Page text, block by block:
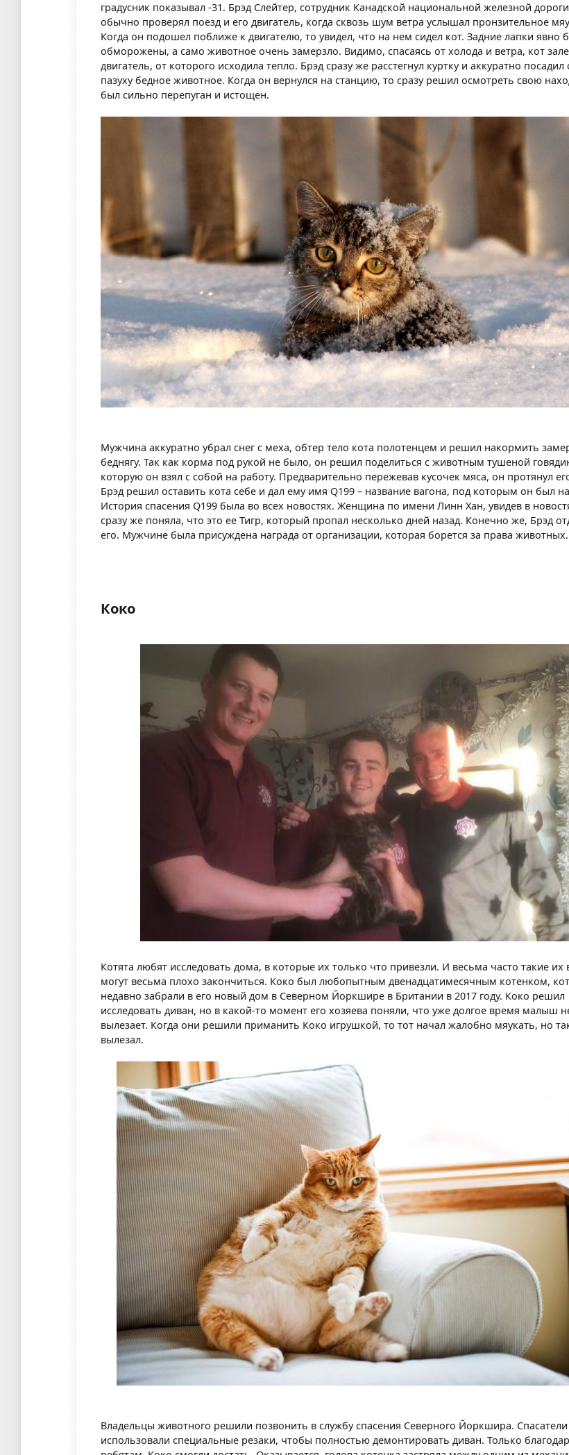
градусник показывал -31. Брэд Слейтер, сотрудник Канадской национальной железной
обычно проверял поезд и его двигатель, когда сквозь шум ветра услышал пронзительное
Когда он подошел поближе к двигателю, то увидел, что на нем сидел кот. Задние лапки явно
обморожены, а само животное очень замерзло. Видимо, спасаясь от холода и ветра, кот
двигатель, от которого исходила тепло. Брэд сразу же расстегнул куртку и аккуратно посадил
пазуху бедное животное. Когда он вернулся на станцию, то сразу решил осмотреть свою
был сильно перепуган и истощен.
Мужчина аккуратно убрал снег с меха, обтер тело кота полотенцем и решил накормить
беднягу. Так как корма под рукой не было, он решил поделиться с животным тушеной
которую он взял с собой на работу. Предварительно пережевав кусочек мяса, он протянул
Брэд решил оставить кота себе и дал ему имя Q199 – название вагона, под которым он был
История спасения Q199 была во всех новостях. Женщина по имени Линн Хан, увидев в
сразу же поняла, что это ее Тигр, который пропал несколько дней назад. Конечно же, Брэд
его. Мужчине была присуждена награда от организации, которая борется за права животных.
Коко
Котята любят исследовать дома, в которые их только что привезли. И весьма часто такие их
могут весьма плохо закончиться. Коко был любопытным двенадцатимесячным котенком,
недавно забрали в его новый дом в Северном Йоркшире в Британии в 2017 году. Коко решил
исследовать диван, но в какой-то момент его хозяева поняли, что уже долгое время малыш
вылезает. Когда они решили приманить Коко игрушкой, то тот начал жалобно мяукать, но
вылезал.
Владельцы животного решили позвонить в службу спасения Северного Йоркшира. Спасатели
использовали специальные резаки, чтобы полностью демонтировать диван. Только